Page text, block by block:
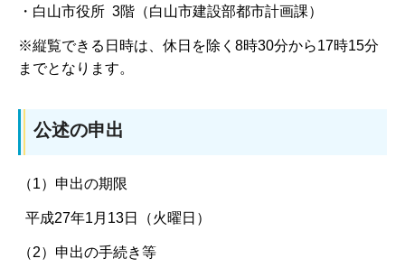
・白山市役所 3階（白山市建設部都市計画課）
※縦覧できる日時は、休日を除く8時30分から17時15分
までとなります。
公述の申出
（1）申出の期限
平成27年1月13日（火曜日）
（2）申出の手続き等